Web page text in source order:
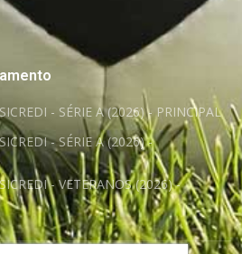
- SÉRIE A (2026) - PRINCIPAL
- SÉRIE A (2026) -
- VETERANOS (2026) -